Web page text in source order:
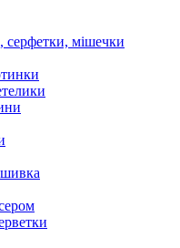
серфетки, мішечки